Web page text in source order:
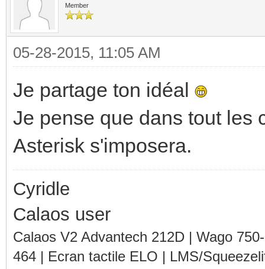
Member
05-28-2015, 11:05 AM
Je partage ton idéal
Je pense que dans tout les
Asterisk s'imposera.
Cyridle
Calaos user
Calaos V2 Advantech 212D | Wago
464 | Ecran tactile ELO | LMS/